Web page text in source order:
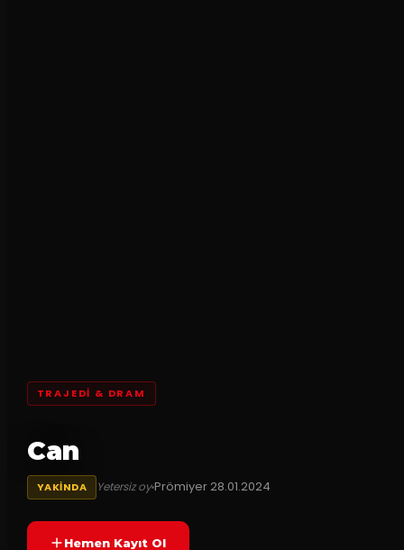
TRAJEDI & DRAM
Can
YAKINDA Yetersiz oyPrömiyer 28.01.2024
Hemen Kayıt Ol